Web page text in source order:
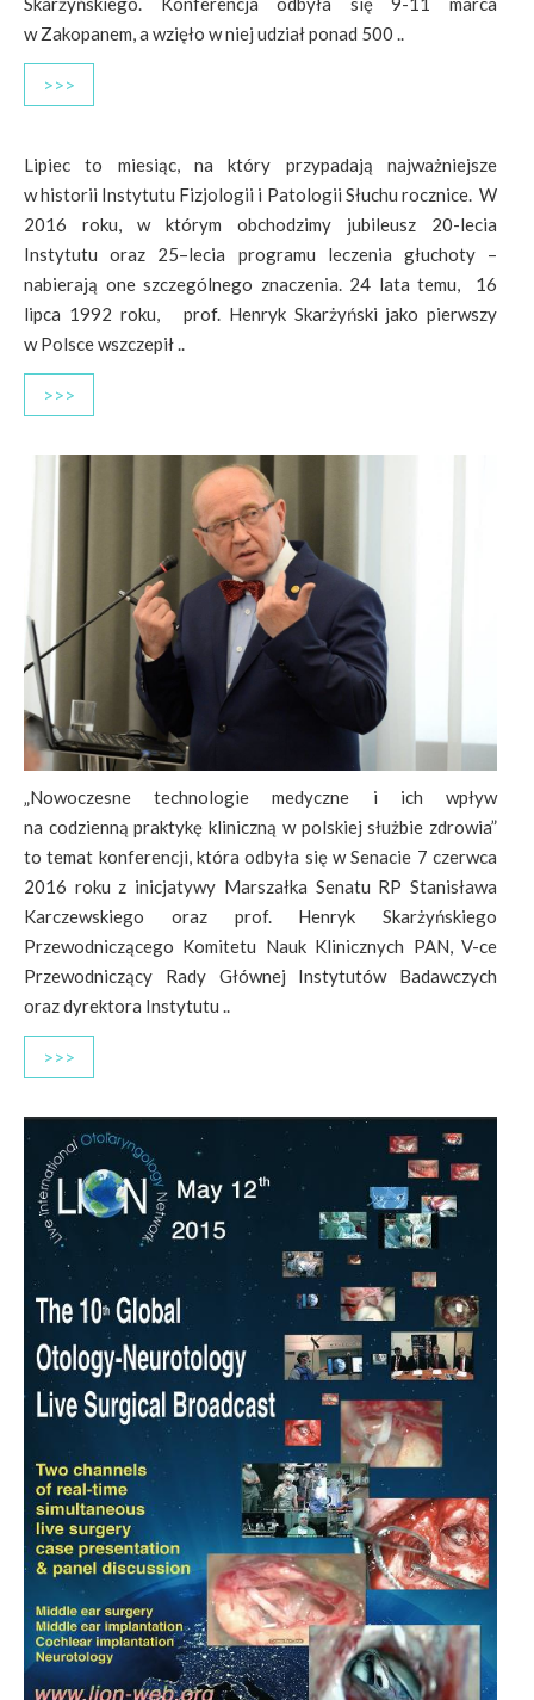
w Zakopanem, a wzięło w niej udział ponad 500 ..
>>>
Lipiec to miesiąc, na który przypadają najważniejsze
w historii Instytutu Fizjologii i Patologii Słuchu rocznice. W
2016 roku, w którym obchodzimy jubileusz 20-lecia
Instytutu oraz 25–lecia programu leczenia głuchoty –
nabierają one szczególnego znaczenia. 24 lata temu, 16
lipca 1992 roku, prof. Henryk Skarżyński jako pierwszy
w Polsce wszczepił ..
>>>
„Nowoczesne technologie medyczne i ich wpływ
na codzienną praktykę kliniczną w polskiej służbie zdrowia”
to temat konferencji, która odbyła się w Senacie 7 czerwca
2016 roku z inicjatywy Marszałka Senatu RP Stanisława
Karczewskiego oraz prof. Henryk Skarżyńskiego
Przewodniczącego Komitetu Nauk Klinicznych PAN, V-ce
Przewodniczący Rady Głównej Instytutów Badawczych
oraz dyrektora Instytutu ..
>>>